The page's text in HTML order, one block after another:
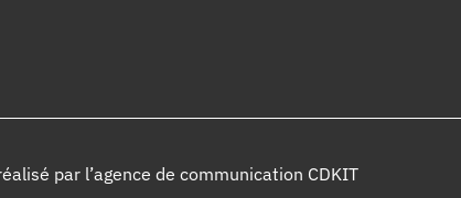
par l’agence de communication CDKIT